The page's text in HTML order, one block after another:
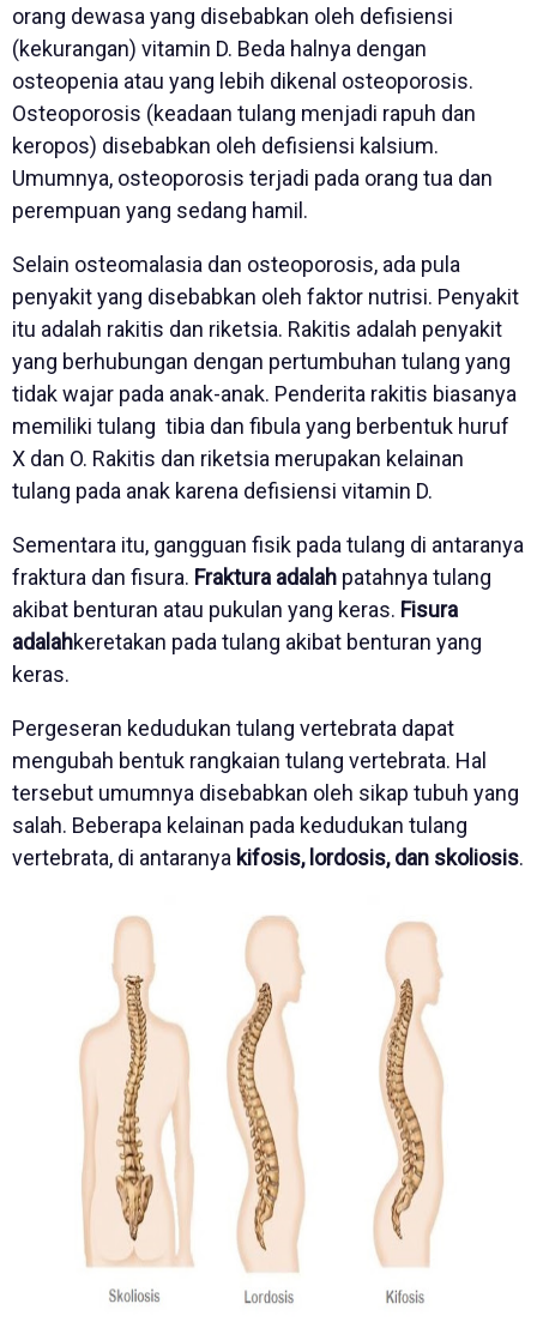
orang dewasa yang disebabkan oleh defisiensi
(kekurangan) vitamin D. Beda halnya dengan
osteopenia atau yang lebih dikenal osteoporosis.
Osteoporosis (keadaan tulang menjadi rapuh dan
keropos) disebabkan oleh defisiensi kalsium.
Umumnya, osteoporosis terjadi pada orang tua dan
perempuan yang sedang hamil.
Selain osteomalasia dan osteoporosis, ada pula
penyakit yang disebabkan oleh faktor nutrisi. Penyakit
itu adalah rakitis dan riketsia. Rakitis adalah penyakit
yang berhubungan dengan pertumbuhan tulang yang
tidak wajar pada anak-anak. Penderita rakitis biasanya
memiliki tulang tibia dan fibula yang berbentuk huruf
X dan O. Rakitis dan riketsia merupakan kelainan
tulang pada anak karena defisiensi vitamin D.
Sementara itu, gangguan fisik pada tulang di antaranya
fraktura dan fisura. Fraktura adalah patahnya tulang
akibat benturan atau pukulan yang keras. Fisura
adalahkeretakan pada tulang akibat benturan yang
keras.
Pergeseran kedudukan tulang vertebrata dapat
mengubah bentuk rangkaian tulang vertebrata. Hal
tersebut umumnya disebabkan oleh sikap tubuh yang
salah. Beberapa kelainan pada kedudukan tulang
vertebrata, di antaranya kifosis, lordosis, dan skoliosis.